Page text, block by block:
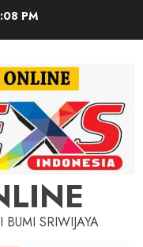
PM
SRIWIJAYA